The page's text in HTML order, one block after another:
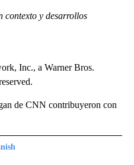
contexto y desarrollos
Inc., a Warner Bros.
de CNN contribuyeron con
TO RECEIVE NOTIFICATIONS ABOUT